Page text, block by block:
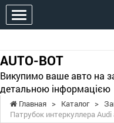
AUTO-BOT
Викупимо ваше авто на
детальною інформацією
Главная > Каталог >
Патрубок интеркуллера